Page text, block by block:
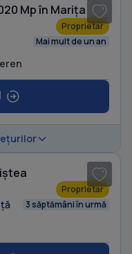
Mp în Marița
Proprietar
Mai mult de un an
Proprietar
3 săptămâni în urmă